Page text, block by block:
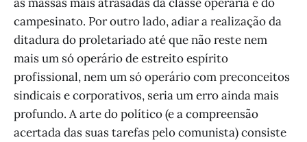
campesinato. Por outro lado, adiar a realização da
ditadura do proletariado até que não reste nem
mais um só operário de estreito espírito
profissional, nem um só operário com preconceitos
sindicais e corporativos, seria um erro ainda mais
profundo. A arte do político (e a compreensão
acertada das suas tarefas pelo comunista) consiste